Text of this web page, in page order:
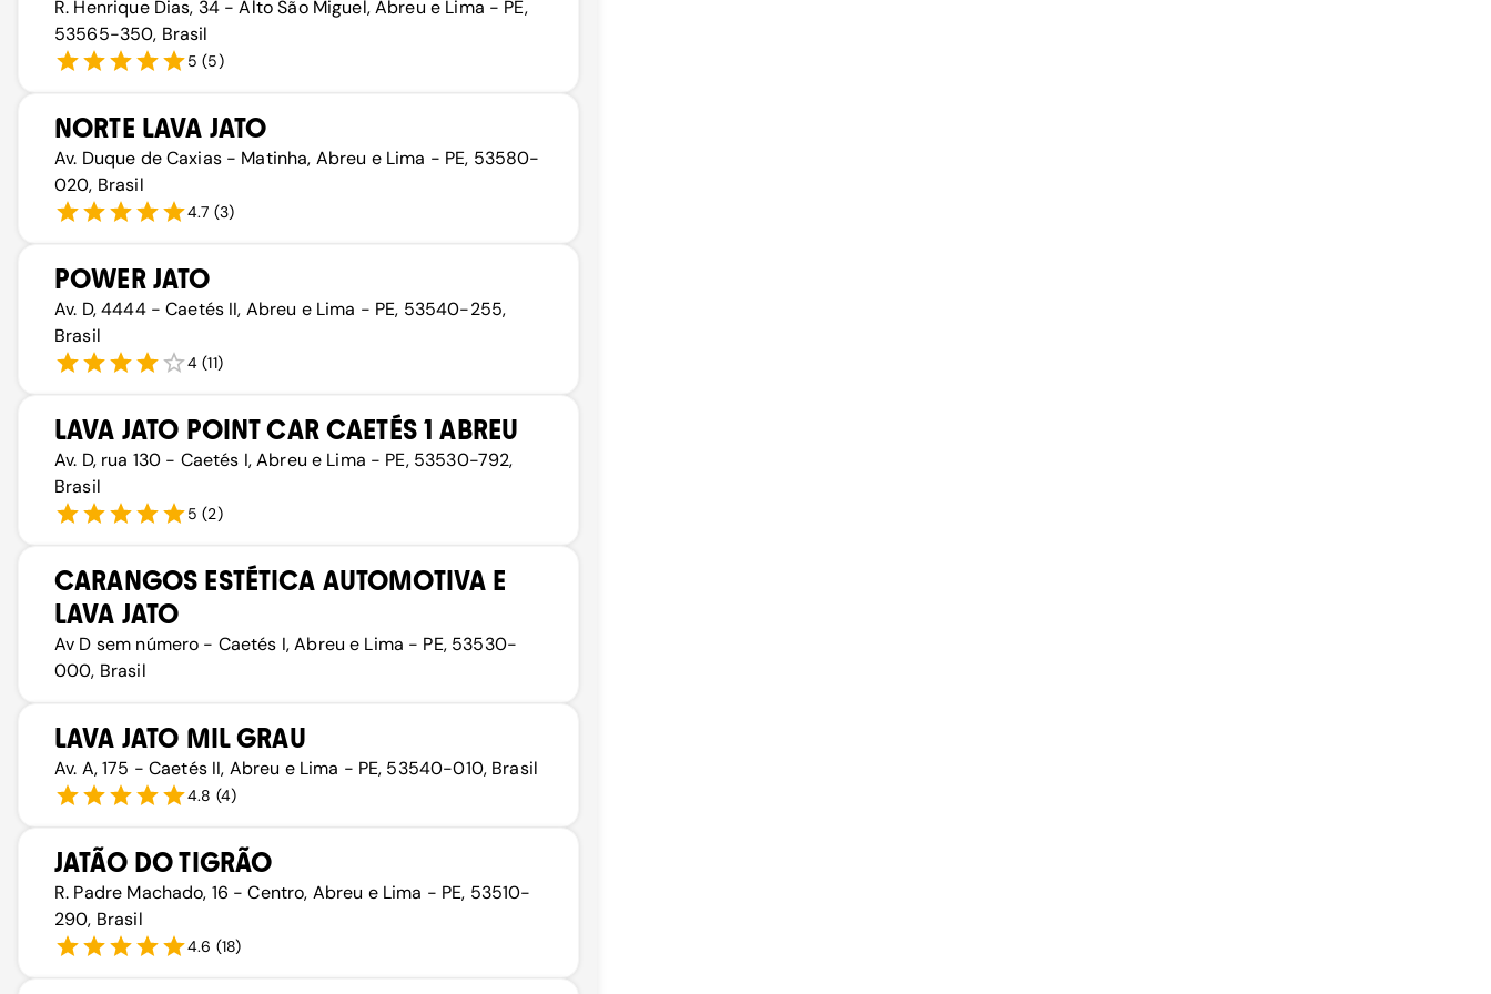
R. Henrique Dias, 34 - Alto São Miguel, Abreu e Lima - PE,
53565-350, Brasil
5 (5)
NORTE LAVA JATO
Av. Duque de Caxias - Matinha, Abreu e Lima - PE, 53580-
020, Brasil
4.7 (3)
POWER JATO
Av. D, 4444 - Caetés II, Abreu e Lima - PE, 53540-255,
Brasil
4 (11)
LAVA JATO POINT CAR CAETÉS 1 ABREU
Av. D, rua 130 - Caetés I, Abreu e Lima - PE, 53530-792,
Brasil
5 (2)
CARANGOS ESTÉTICA AUTOMOTIVA E
LAVA JATO
Av D sem número - Caetés I, Abreu e Lima - PE, 53530-
000, Brasil
LAVA JATO MIL GRAU
Av. A, 175 - Caetés II, Abreu e Lima - PE, 53540-010, Brasil
4.8 (4)
JATÃO DO TIGRÃO
R. Padre Machado, 16 - Centro, Abreu e Lima - PE, 53510-
290, Brasil
4.6 (18)